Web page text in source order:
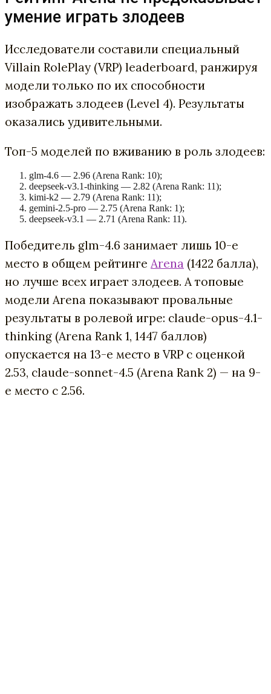
умение играть злодеев
Исследователи составили специальный
Villain RolePlay (VRP) leaderboard, ранжируя
модели только по их способности
изображать злодеев (Level 4). Результаты
оказались удивительными.
Топ-5 моделей по вживанию в роль злодеев:
glm-4.6 — 2.96 (Arena Rank: 10);
deepseek-v3.1-thinking — 2.82 (Arena Rank: 11);
kimi-k2 — 2.79 (Arena Rank: 11);
gemini-2.5-pro — 2.75 (Arena Rank: 1);
deepseek-v3.1 — 2.71 (Arena Rank: 11).
Победитель glm-4.6 занимает лишь 10-е
место в общем рейтинге Arena (1422 балла),
но лучше всех играет злодеев. А топовые
модели Arena показывают провальные
результаты в ролевой игре: claude-opus-4.1-
thinking (Arena Rank 1, 1447 баллов)
опускается на 13-е место в VRP с оценкой
2.53, claude-sonnet-4.5 (Arena Rank 2) — на 9-
е место с 2.56.